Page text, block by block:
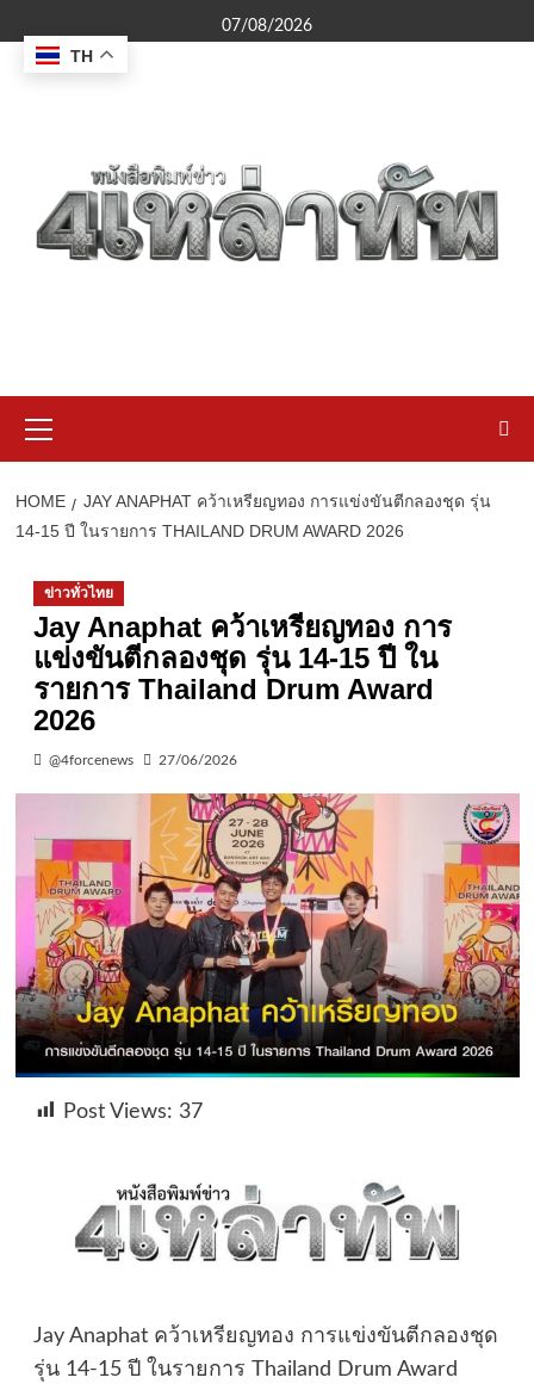
to
content
07/08/2026
Menu
HOME
JAY ANAPHAT คว้าเหรียญทอง การแข่งขันตีกลองชุด รุ่น
14-15 ปี ในรายการ THAILAND DRUM AWARD 2026
ข่าวทั่วไทย
Jay Anaphat คว้าเหรียญทอง การ
แข่งขันตีกลองชุด รุ่น 14-15 ปี ใน
รายการ Thailand Drum Award
2026
@4forcenews 27/06/2026
Post Views: 37
Jay Anaphat คว้าเหรียญทอง การแข่งขันตีกลองชุด
รุ่น 14-15 ปี ในรายการ Thailand Drum Award
TH